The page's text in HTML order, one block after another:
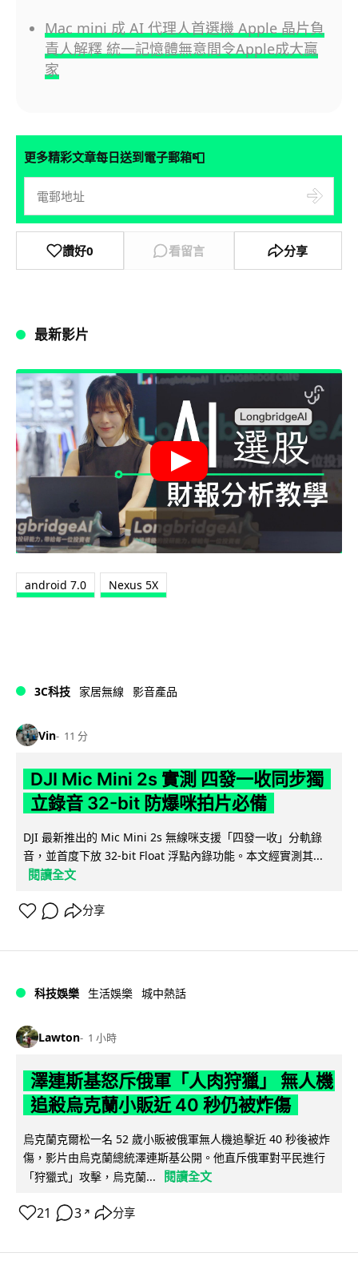
Mac mini 成 AI 代理人首選機 Apple 晶片負
責人解釋 統一記憶體無意間令Apple成大贏
家
更多精彩文章每日送到電子郵箱📮
讚好0 看留言 分享
最新影片
android 7.0 Nexus 5X
3C科技 家居無線 影音產品
Vin 11 分
DJI Mic Mini 2s 實測 四發一收同步獨
立錄音 32-bit 防爆咪拍片必備
DJI 最新推出的 Mic Mini 2s 無線咪支援「四發一收」分軌錄
音，並首度下放 32-bit Float 浮點內錄功能。本文經實測其...
閱讀全文
分享
科技娛樂 生活娛樂 城中熱話
Lawton 1 小時
澤連斯基怒斥俄軍「人肉狩獵」 無人機
追殺烏克蘭小販近 40 秒仍被炸傷
烏克蘭克爾松一名 52 歲小販被俄軍無人機追擊近 40 秒後被炸
傷，影片由烏克蘭總統澤連斯基公開。他直斥俄軍對平民進行
「狩獵式」攻擊，烏克蘭...
閱讀全文
21 3 ↗ 分享